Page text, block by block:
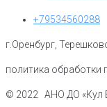
+79534560288
г.Оренбург,
политика обработки
© 2022 АНО ДО «Кул